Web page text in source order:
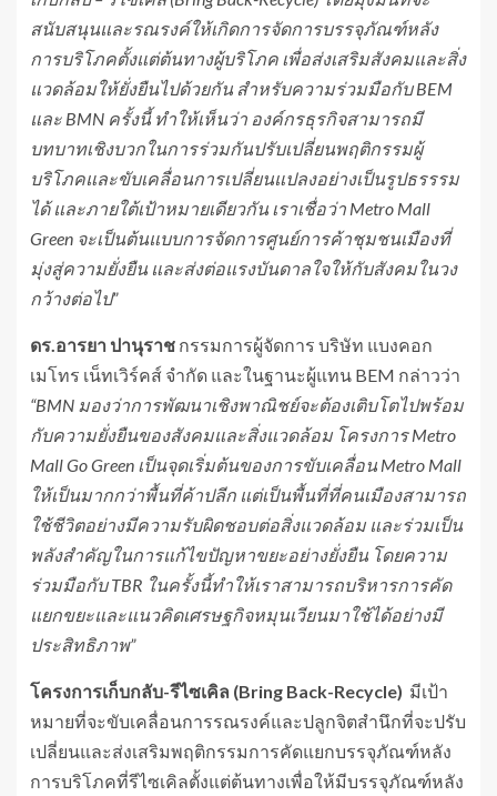
สนับสนุนและรณรงค์ให้เกิดการจัดการบรรจุภัณฑ์หลัง
การบริโภคตั้งแต่ต้นทางผู้บริโภค เพื่อส่งเสริมสังคมและสิ่ง
แวดล้อมให้ยั่งยืนไปด้วยกัน สำหรับความร่วมมือกับBEM
และ BMN ครั้งนี้ ทำให้เห็นว่า องค์กรธุรกิจสามารถมี
บทบาทเชิงบวกในการร่วมกันปรับเปลี่ยนพฤติกรรมผู้
บริโภคและขับเคลื่อนการเปลี่ยนแปลงอย่างเป็นรูปธรรรม
ได้ และภายใต้เป้าหมายเดียวกัน เราเชื่อว่า Metro Mall
Green จะเป็นต้นแบบการจัดการศูนย์การค้าชุมชนเมืองที่
มุ่งสู่ความยั่งยืน และส่งต่อแรงบันดาลใจให้กับสังคมในวง
กว้างต่อไป”
ดร.อารยา ปานุราช กรรมการผู้จัดการ บริษัท แบงคอก
เมโทร เน็ทเวิร์คส์ จำกัด และในฐานะผู้แทน BEM กล่าวว่า
“BMN มองว่าการพัฒนาเชิงพาณิชย์จะต้องเติบโตไปพร้อม
กับความยั่งยืนของสังคมและสิ่งแวดล้อม โครงการMetro
Mall Go Green เป็นจุดเริ่มต้นของการขับเคลื่อน Metro Mall
ให้เป็นมากกว่าพื้นที่ค้าปลีก แต่เป็นพื้นที่ที่คนเมืองสามารถ
ใช้ชีวิตอย่างมีความรับผิดชอบต่อสิ่งแวดล้อม และร่วมเป็น
พลังสำคัญในการแก้ไขปัญหาขยะอย่างยั่งยืน โดยความ
ร่วมมือกับTBR ในครั้งนี้ทำให้เราสามารถบริหารการคัด
แยกขยะและแนวคิดเศรษฐกิจหมุนเวียนมาใช้ได้อย่างมี
ประสิทธิภาพ”
โครงการเก็บกลับ-รีไซเคิล (Bring Back-Recycle) มีเป้า
หมายที่จะขับเคลื่อนการรณรงค์และปลูกจิตสำนึกที่จะปรับ
เปลี่ยนและส่งเสริมพฤติกรรมการคัดแยกบรรจุภัณฑ์หลัง
การบริโภคที่รีไซเคิลตั้งแต่ต้นทางเพื่อให้มีบรรจุภัณฑ์หลัง